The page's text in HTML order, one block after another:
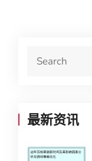
最新资讯